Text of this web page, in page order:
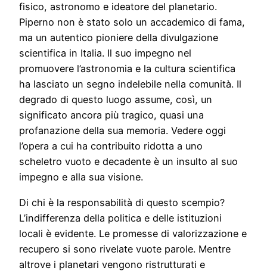
fisico, astronomo e ideatore del planetario.
Piperno non è stato solo un accademico di fama,
ma un autentico pioniere della divulgazione
scientifica in Italia. Il suo impegno nel
promuovere l’astronomia e la cultura scientifica
ha lasciato un segno indelebile nella comunità. Il
degrado di questo luogo assume, così, un
significato ancora più tragico, quasi una
profanazione della sua memoria. Vedere oggi
l’opera a cui ha contribuito ridotta a uno
scheletro vuoto e decadente è un insulto al suo
impegno e alla sua visione.
Di chi è la responsabilità di questo scempio?
L’indifferenza della politica e delle istituzioni
locali è evidente. Le promesse di valorizzazione e
recupero si sono rivelate vuote parole. Mentre
altrove i planetari vengono ristrutturati e